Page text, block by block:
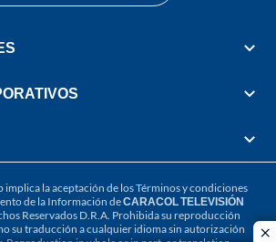
implica la aceptación de losTérminos y condiciones
de la Información deCARACOL TELEVISIÓN
Reservados D.R.A. Prohibida su reproducción
su traducción a cualquier idioma sin autorización